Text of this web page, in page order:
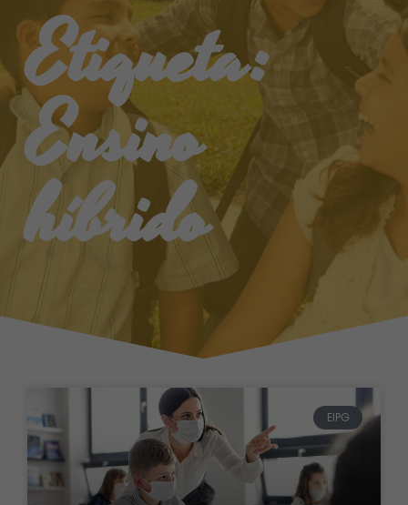
Etiqueta:
Ensino
híbrido
EIPG